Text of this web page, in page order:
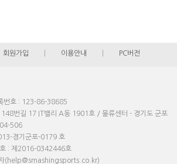
회원가입 이용안내 PC버전
번호 : 123-86-38685
148번길 17 IT밸리 A동 1901호 / 물류센터 - 경기도 군포
506
경기군포-0179 호
호 : 제2016-0342446호
자(help@smashingsports.co.kr)